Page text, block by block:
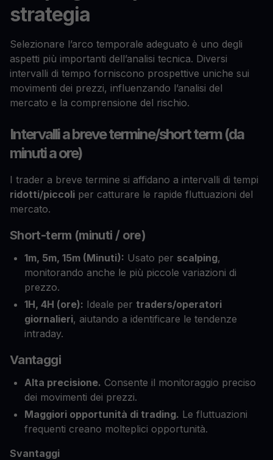
strategia
Selezionare l’arco temporale adeguato è uno degli
aspetti più importanti dell’analisi tecnica. Diversi
intervalli di tempo forniscono prospettive uniche sui
movimenti dei prezzi, influenzando l’analisi del
mercato e la comprensione del rischio.
Intervalli a breve termine/short term (da
minuti a ore)
I trader a breve termine si affidano a intervalli di tempi
ridotti/piccoli per catturare le rapide fluttuazioni del
mercato.
Short-term (minuti / ore)
1m, 5m, 15m (Minuti): Usato per scalping,
monitorando anche le più piccole variazioni di
prezzo.
1H, 4H (ore): Ideale per traders/operatori
giornalieri, aiutando a identificare le tendenze
intraday.
Vantaggi
Alta precisione. Consente il monitoraggio preciso
dei movimenti dei prezzi.
Maggiori opportunità di trading. Le fluttuazioni
frequenti creano molteplici opportunità.
Svantaggi